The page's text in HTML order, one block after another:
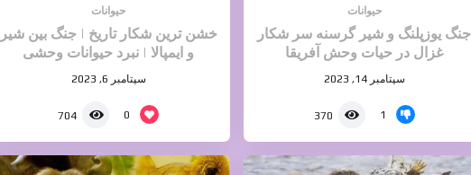
حیوانات
جنگ یوزپلنگ و شیر گرسنه سر شکار
غزال در حیات وحش آفریقا
سپتامبر 14, 2023
1
370
حیوانات
خشن ترین شکار تاریخ | جنگ بین شیر
و ایمپالا | نبرد حیوانات وحشی
سپتامبر 6, 2023
0
704